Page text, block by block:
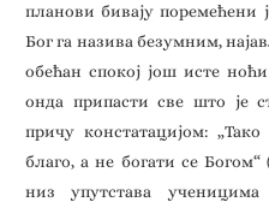
планови бивају поремећени
Бог га назива безумним,
обећан спокој још исте
онда припасти све што је
причу констатацијом:
благо, а не богати се
низ упутстава